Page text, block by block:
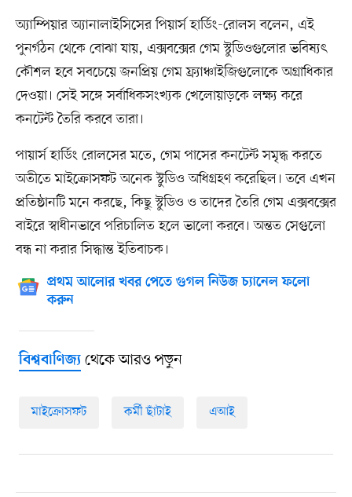
অ্যাম্পিয়ার অ্যানালাইসিসের পিয়ার্স হার্ডিং-রোলস বলেন, এই
পুনর্গঠন থেকে বোঝা যায়, এক্সবক্সের গেম স্টুডিওগুলোর ভবিষ্যৎ
কৌশল হবে সবচেয়ে জনপ্রিয় গেম ফ্র্যাঞ্চাইজিগুলোকে অগ্রাধিকার
দেওয়া। সেই সঙ্গে সর্বাধিকসংখ্যক খেলোয়াড়কে লক্ষ্য করে
কনটেন্ট তৈরি করবে তারা।
পায়ার্স হার্ডিং রোলসের মতে, গেম পাসের কনটেন্ট সমৃদ্ধ করতে
অতীতে মাইক্রোসফট অনেক স্টুডিও অধিগ্রহণ করেছিল। তবে এখন
প্রতিষ্ঠানটি মনে করছে, কিছু স্টুডিও ও তাদের তৈরি গেম এক্সবক্সের
বাইরে স্বাধীনভাবে পরিচালিত হলে ভালো করবে। অন্তত সেগুলো
বন্ধ না করার সিদ্ধান্ত ইতিবাচক।
প্রথম আলোর খবর পেতে গুগল নিউজ চ্যানেল ফলো
করুন
বিশ্ববাণিজ্যথেকে আরও পড়ুন
মাইক্রোসফট কর্মী ছাঁটাই এআই